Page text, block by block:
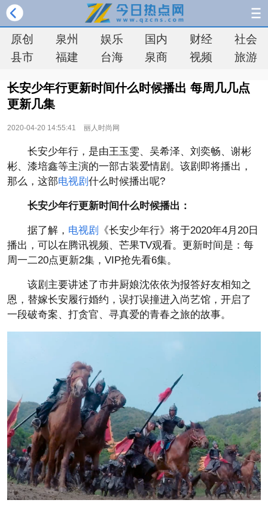
原创 泉州 娱乐 国内 财经
社会
县市
福建 台海 泉商 视频 旅游
长安少年行更新时间什么时候播出 每周几几点
更新几集
2020-04-20 14:55:41 丽人时尚网
长安少年行，是由王玉雯、吴希泽、刘奕畅、谢彬
彬、漆培鑫等主演的一部古装爱情剧。该剧即将播出，
那么，这部电视剧 什么时候播出呢?
长安少年行更新时间什么时候播出：
据了解， 电视剧
《长安少年行》将于2020年4月20日
播出，可以在腾讯视频、芒果TV观看。更新时间是：每
周一二20点更新2集，VIP抢先看6集。
该剧主要讲述了市井厨娘沈依依为报答好友相知之
恩，替嫁长安履行婚约，误打误撞进入尚艺馆，开启了
一段破奇案、打贪官、寻真爱的青春之旅的故事。